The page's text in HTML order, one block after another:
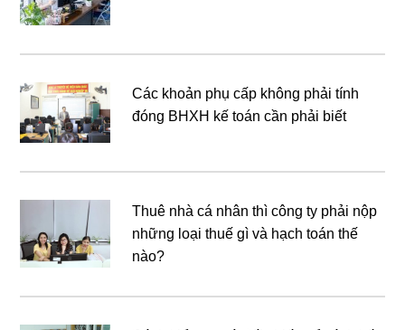
Các khoản phụ cấp không phải tính
đóng BHXH kế toán cần phải biết
Thuê nhà cá nhân thì công ty phải nộp
những loại thuế gì và hạch toán thế
nào?